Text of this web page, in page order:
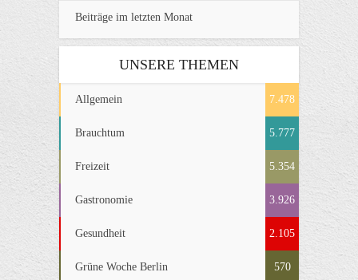
Beiträge im letzten Monat
UNSERE THEMEN
Allgemein 7.478
Brauchtum 5.777
Freizeit 5.354
Gastronomie 3.926
Gesundheit 2.105
Grüne Woche Berlin 570